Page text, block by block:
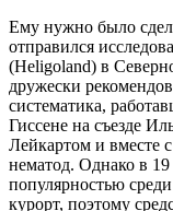
Ему нужно было
отправился
(Heligoland) в
дружески
систематика,
Гиссене на съезде
Лейкартом и вместе
нематод. Однако в 19
популярностью
курорт, поэтому